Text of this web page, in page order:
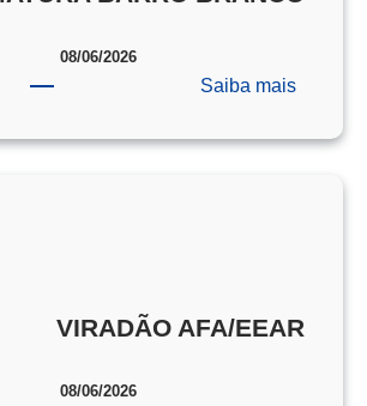
08/06/2026
Saiba mais:
BARRO
VIRADÃO AFA/EEAR
08/06/2026